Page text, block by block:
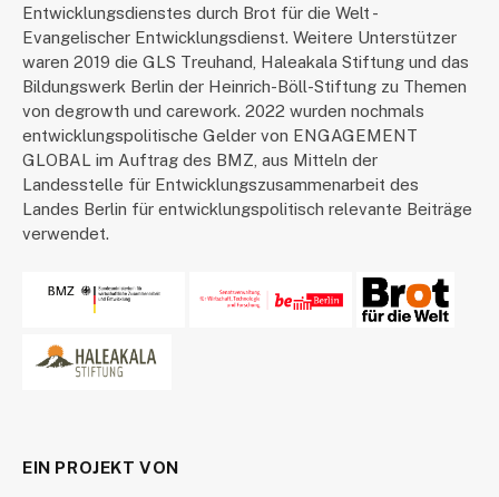
Entwicklungsdienstes durch Brot für die Welt -
Evangelischer Entwicklungsdienst. Weitere Unterstützer
waren 2019 die GLS Treuhand, Haleakala Stiftung und das
Bildungswerk Berlin der Heinrich-Böll-Stiftung zu Themen
von degrowth und carework. 2022 wurden nochmals
entwicklungspolitische Gelder von ENGAGEMENT
GLOBAL im Auftrag des BMZ, aus Mitteln der
Landesstelle für Entwicklungszusammenarbeit des
Landes Berlin für entwicklungspolitisch relevante Beiträge
verwendet.
EIN PROJEKT VON